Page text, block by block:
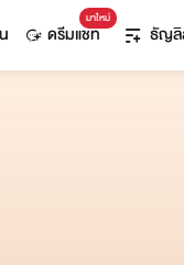
มาใหม่
ดรีมแชท ธัญ